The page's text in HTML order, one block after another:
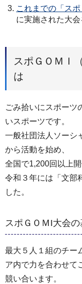
これまでの「ス
に実施された大会
スポＧＯＭＩ
は
ごみ拾いにスポーツ
いスポーツです。
一般社団法人ソーシ
から活動を始め、
全国で1,200回以上開
令和３年には「文部
した。
スポＧＯＭI大会
最大５人１組のチー
ア内で力を合わせて
競い合います。